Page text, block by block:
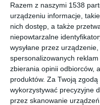
Razem z naszymi 1538
urządzeniu informacje,
nich dostęp, a także
niepowtarzalne
wysyłane przez
spersonalizowanych
zbierania opinii odbiorców,
produktów. Za Twoją zgodą
wykorzystywać precyzyjne
przez skanowanie
Salon z jadalnią z
kominkiem
klasycznym,
biblioteczką,
sztukaterią na ścianie
oraz z drewnianym
parkietem na ścianie